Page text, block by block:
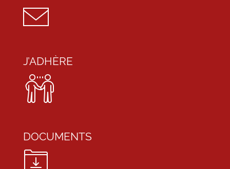
J’ADHÈRE
DOCUMENTS